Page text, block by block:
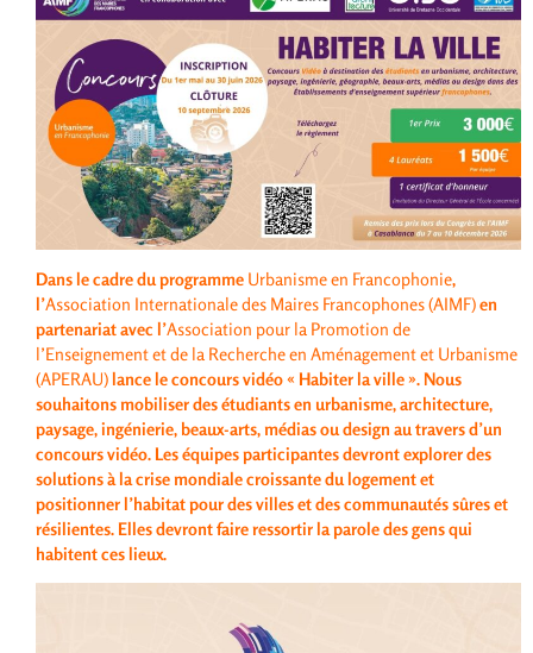
Dans le cadre du programme Urbanisme en Francophonie,
l’Association Internationale des Maires Francophones (AIMF)en
partenariat avec l’Association pour la Promotion de
l’Enseignement et de la Recherche en Aménagement et Urbanisme
(APERAU) lance le concours vidéo « Habiter la ville ».Nous
souhaitons mobiliser des étudiants en urbanisme, architecture,
paysage, ingénierie, beaux-arts, médias ou design au travers d’un
concours vidéo.Les équipes participantes devront explorer des
solutions à la crise mondiale croissante du logement et
positionner l’habitat pour des villes et des communautés sûres et
résilientes. Elles devront faire ressortir la parole des gens qui
habitent ces lieux.